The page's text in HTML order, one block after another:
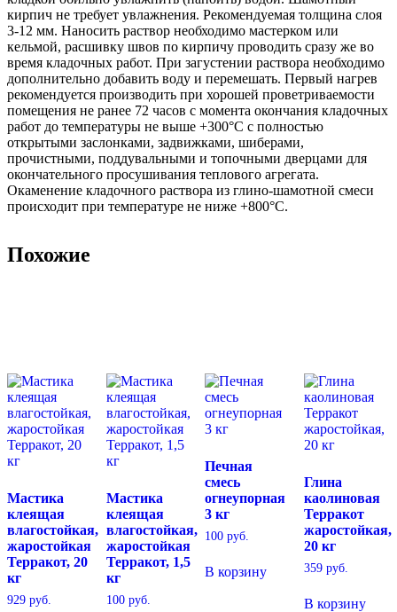
кирпич не требует увлажнения. Рекомендуемая толщина слоя
3-12 мм. Наносить раствор необходимо мастерком или
кельмой, расшивку швов по кирпичу проводить сразу же во
время кладочных работ. При загустении раствора необходимо
дополнительно добавить воду и перемешать. Первый нагрев
рекомендуется производить при хорошей проветриваемости
помещения не ранее 72 часов с момента окончания кладочных
работ до температуры не выше +300°С с полностью
открытыми заслонками, задвижками, шиберами,
прочистными, поддувальными и топочными дверцами для
окончательного просушивания теплового агрегата.
Окаменение кладочного раствора из глино-шамотной смеси
происходит при температуре не ниже +800°С.
Похожие
Мастика
клеящая
влагостойкая,
жаростойкая
Терракот, 20
кг
929 руб.
Мастика
клеящая
влагостойкая,
жаростойкая
Терракот, 1,5
кг
100руб.
Печная
смесь
огнеупорная
3 кг
100 руб.
В корзину
Глина
каолиновая
Терракот
жаростойкая,
20 кг
359руб.
В корзину